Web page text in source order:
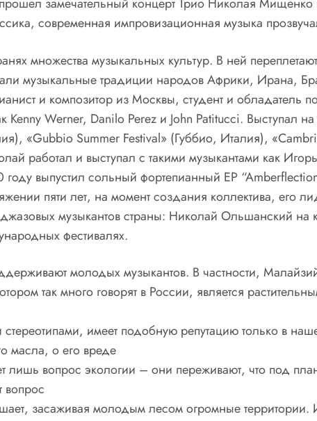
современная импровизационная музыка
множества музыкальных культур. В ней
музыкальные традиции народов Африки, Ирана,
и композитор из Москвы, студент и обладатель
Werner, Danilo Perez и John Patitucci. Выступал
«Gubbio Summer Festival» (Губбио, Италия),
работал и выступал с такими музыкантами как
году выпустил сольный фортепианный EP
пяти лет, на момент создания коллектива, его
музыкантов страны: Николай Ольшанский
фестивалях.
молодых музыкантов. В частности,
так много говорят в России, является
имеет подобную репутацию только в
масла, о его вреде
лишь вопрос экологии – они переживают, что под
вопрос
засаживая молодым лесом огромные